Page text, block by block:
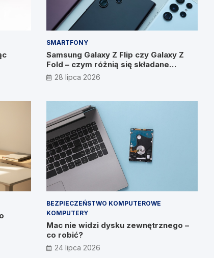
SMARTFONY
Samsung Galaxy Z Flip czy Galaxy Z
Fold – czym różnią się składane
smartfony?
28 lipca 2026
BEZPIECZEŃSTWO KOMPUTEROWE
KOMPUTERY
Mac nie widzi dysku zewnętrznego –
co robić?
24 lipca 2026